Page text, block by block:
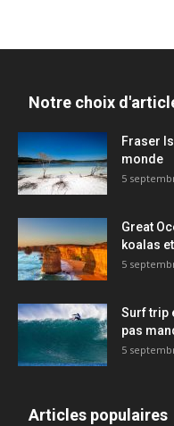
Notre choix
Fraser
monde
5
Great
koalas
5
Surf trip
pas
5
Articles populaires